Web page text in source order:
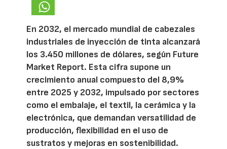
En 2032, el mercado mundial de cabezales
industriales de inyección de tinta alcanzará
los 3.450 millones de dólares, según Future
Market Report. Esta cifra supone un
crecimiento anual compuesto del 8,9%
entre 2025 y 2032, impulsado por sectores
como el embalaje, el textil, la cerámica y la
electrónica, que demandan versatilidad de
producción, flexibilidad en el uso de
sustratos y mejoras en sostenibilidad.